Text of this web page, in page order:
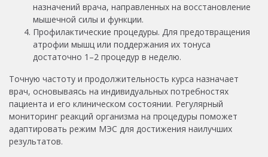
назначений врача, направленных на восстановление
мышечной силы и функции.
Профилактические процедуры. Для предотвращения
атрофии мышц или поддержания их тонуса
достаточно 1–2 процедур в неделю.
Точную частоту и продолжительность курса назначает
врач, основываясь на индивидуальных потребностях
пациента и его клиническом состоянии. Регулярный
мониторинг реакций организма на процедуры поможет
адаптировать режим МЭС для достижения наилучших
результатов.